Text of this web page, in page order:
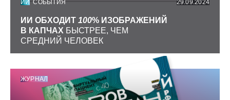
ИИ СОБЫТИЯ 29.09.2024
ИИ ОБХОДИТ 100% ИЗОБРАЖЕНИЙ
В КАПЧАХ БЫСТРЕЕ, ЧЕМ
СРЕДНИЙ ЧЕЛОВЕК
ЖУРНАЛ